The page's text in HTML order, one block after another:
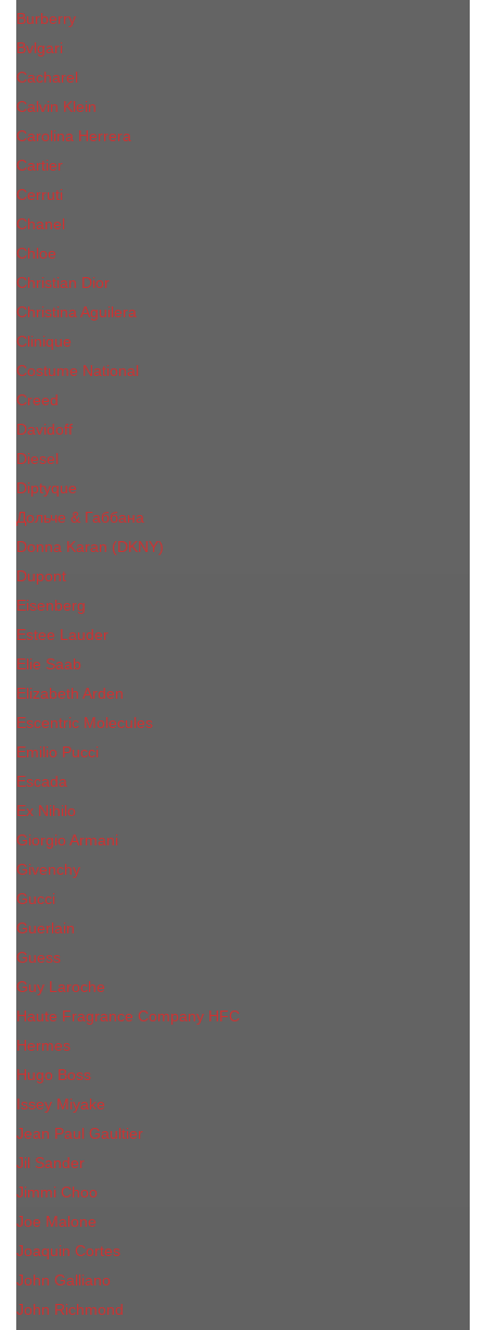
Burberry
Bvlgari
Cacharel
Calvin Klein
Carolina Herrera
Cartier
Cerruti
Сhanеl
Chloe
Christian Dior
Christina Aguilera
Сliniquе
Costume National
Creed
Davidoff
Diesel
Diptyque
Дольче & Габбана
Donna Karan (DKNY)
Dupont
Eisenberg
Еsteе Lаudеr
Elie Saab
Elizabeth Arden
Escentric Molecules
Emilio Pucci
Escada
Ex Nihilo
Giorgio Armani
Givenchy
Gucci
Guerlain
Guess
Guy Laroche
Haute Fragrance Company HFC
Hermes
Hugo Boss
Issey Miyake
Jean Paul Gaultier
Jil Sander
Jimmi Choo
Jое Malоnе
Joaquin Cortes
John Galliano
John Richmond